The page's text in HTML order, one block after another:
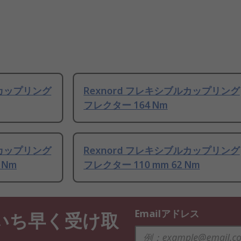
プリング
Rexnord フレキシブルカップリング
フレクター 164 Nm
プリング
Rexnord フレキシブルカップリング
フレクター 110 mm 62 Nm
ち早く受け取
Emailアドレス